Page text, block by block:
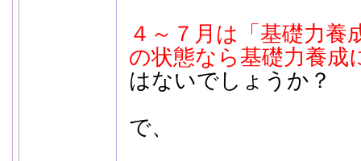
４～７月は「基礎力養
の状態なら基礎力養成
はないでしょうか？
で、